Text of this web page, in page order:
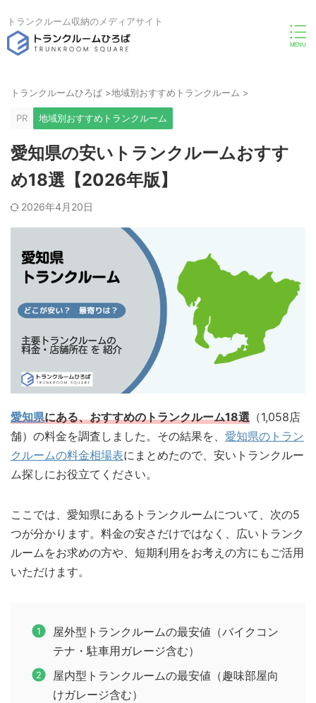
トランクルーム収納のメディアサイト
トランクルームひろば >地域別おすすめトランクルーム >
PR 地域別おすすめトランクルーム
愛知県の安いトランクルームおすす
め18選【2026年版】
2026年4月20日
愛知県にある、おすすめのトランクルーム18選 （1,058店
舗）の料金を調査しました。その結果を、 愛知県のトラン
クルームの料金相場表にまとめたので、安いトランクルー
ム探しにお役立てください。
ここでは、愛知県にあるトランクルームについて、次の5
つが分かります。料金の安さだけではなく、広いトランク
ルームをお求めの方や、短期利用をお考えの方にもご活用
いただけます。
屋外型トランクルームの最安値（バイクコン
テナ・駐車用ガレージ含む）
屋内型トランクルームの最安値（趣味部屋向
けガレージ含む）